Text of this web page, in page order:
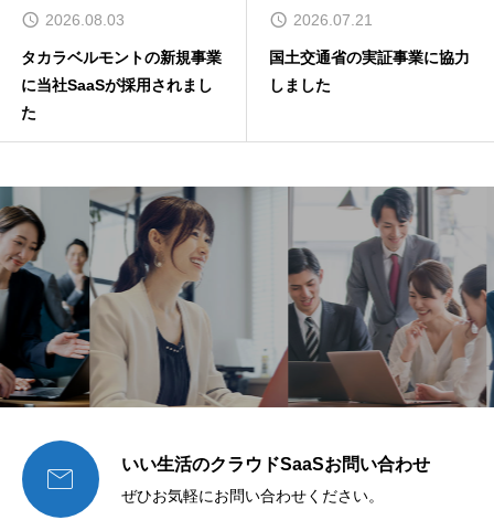
2026.08.03
タカラベルモントの新規事業
に当社SaaSが採用されまし
た
2026.07.21
国土交通省の実証事業に協力
しました
 いい生活のクラウドSaaSお問い合わせ
ぜひお気軽にお問い合わせください。